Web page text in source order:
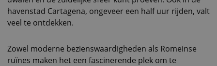
havenstad Cartagena, ongeveer een half uur rijden, valt
veel te ontdekken.
Zowel moderne bezienswaardigheden als Romeinse
ruïnes maken het een fascinerende plek om te